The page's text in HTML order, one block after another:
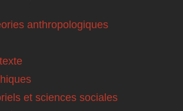
anthropologiques
et sciences sociales